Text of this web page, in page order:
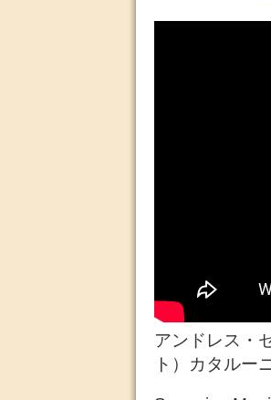
アンドレス・
ト）カタルー